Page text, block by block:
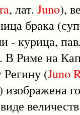
, лат. Juno),
брака
курица,
В Риме на
(Juno